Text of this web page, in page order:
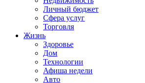
Личный бюджет
Сфера услуг
Торговля
Жизнь
Здоровье
Дом
Технологии
Афиша недели
Авто